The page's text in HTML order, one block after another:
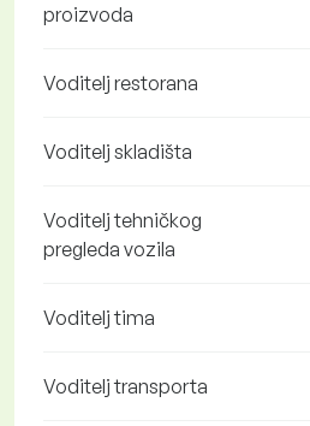
proizvoda
Voditelj restorana
Voditelj skladišta
Voditelj tehničkog
pregleda vozila
Voditelj tima
Voditelj transporta